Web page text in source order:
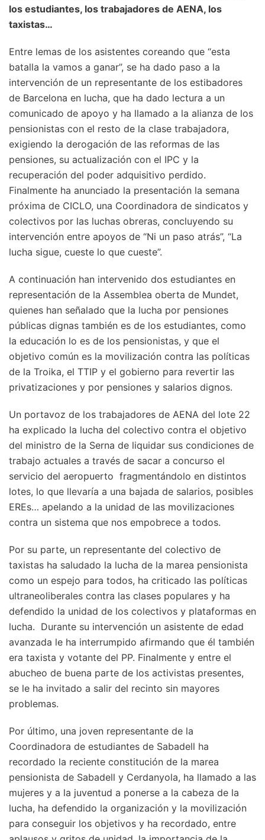
los estudiantes, los trabajadores de AENA, los
taxistas…
Entre lemas de los asistentes coreando que “esta
batalla la vamos a ganar”, se ha dado paso a la
intervención de un representante de los estibadores
de Barcelona en lucha, que ha dado lectura a un
comunicado de apoyo y ha llamado a la alianza de los
pensionistas con el resto de la clase trabajadora,
exigiendo la derogación de las reformas de las
pensiones, su actualización con el IPC y la
recuperación del poder adquisitivo perdido.
Finalmente ha anunciado la presentación la semana
próxima de CICLO, una Coordinadora de sindicatos y
colectivos por las luchas obreras, concluyendo su
intervención entre apoyos de “Ni un paso atrás”, “La
lucha sigue, cueste lo que cueste”.
A continuación han intervenido dos estudiantes en
representación de la Assemblea oberta de Mundet,
quienes han señalado que la lucha por pensiones
públicas dignas también es de los estudiantes, como
la educación lo es de los pensionistas, y que el
objetivo común es la movilización contra las políticas
de la Troika, el TTIP y el gobierno para revertir las
privatizaciones y por pensiones y salarios dignos.
Un portavoz de los trabajadores de AENA del lote 22
ha explicado la lucha del colectivo contra el objetivo
del ministro de la Serna de liquidar sus condiciones de
trabajo actuales a través de sacar a concurso el
servicio del aeropuerto fragmentándolo en distintos
lotes, lo que llevaría a una bajada de salarios, posibles
EREs… apelando a la unidad de las movilizaciones
contra un sistema que nos empobrece a todos.
Por su parte, un representante del colectivo de
taxistas ha saludado la lucha de la marea pensionista
como un espejo para todos, ha criticado las políticas
ultraneoliberales contra las clases populares y ha
defendido la unidad de los colectivos y plataformas en
lucha. Durante su intervención un asistente de edad
avanzada le ha interrumpido afirmando que él también
era taxista y votante del PP. Finalmente y entre el
abucheo de buena parte de los activistas presentes,
se le ha invitado a salir del recinto sin mayores
problemas.
Por último, una joven representante de la
Coordinadora de estudiantes de Sabadell ha
recordado la reciente constitución de la marea
pensionista de Sabadell y Cerdanyola, ha llamado a las
mujeres y a la juventud a ponerse a la cabeza de la
lucha, ha defendido la organización y la movilización
para conseguir los objetivos y ha recordado, entre